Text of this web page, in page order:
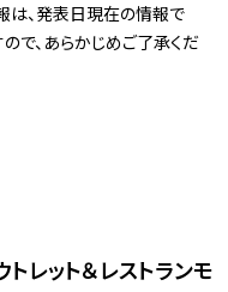
は、発表日現在の情報で
で、あらかじめご了承くだ
レット＆レストランモ